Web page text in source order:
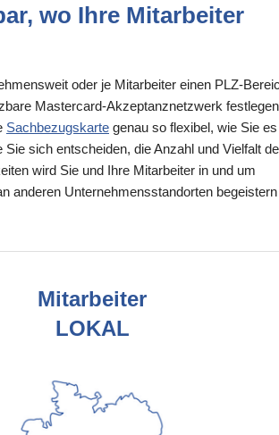
wo Ihre Mitarbeiter
oder je Mitarbeiter einen PLZ-
Mastercard-Akzeptanznetzwerk
Sachbezugskarte genau so flexibel, wie Sie es
Sie sich entscheiden, die Anzahl und Vielfalt
wird Sie und Ihre Mitarbeiter in und um
anderen Unternehmensstandorten
Mitarbeiter
LOKAL